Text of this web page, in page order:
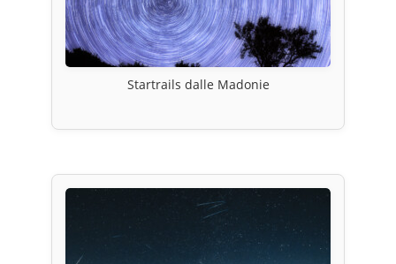
Startrails dalle Madonie